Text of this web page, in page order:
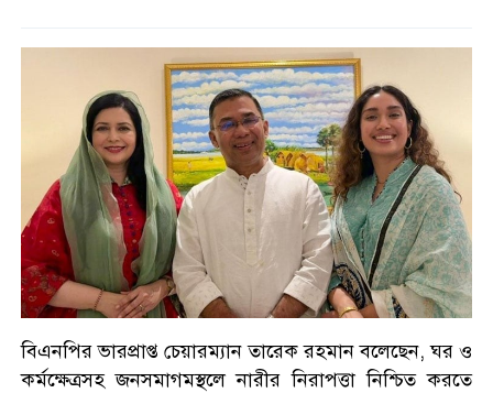
বিএনপির ভারপ্রাপ্ত চেয়ারম্যান তারেক রহমান বলেছেন, ঘর ও
কর্মক্ষেত্রসহ জনসমাগমস্থলে নারীর নিরাপত্তা নিশ্চিত করতে